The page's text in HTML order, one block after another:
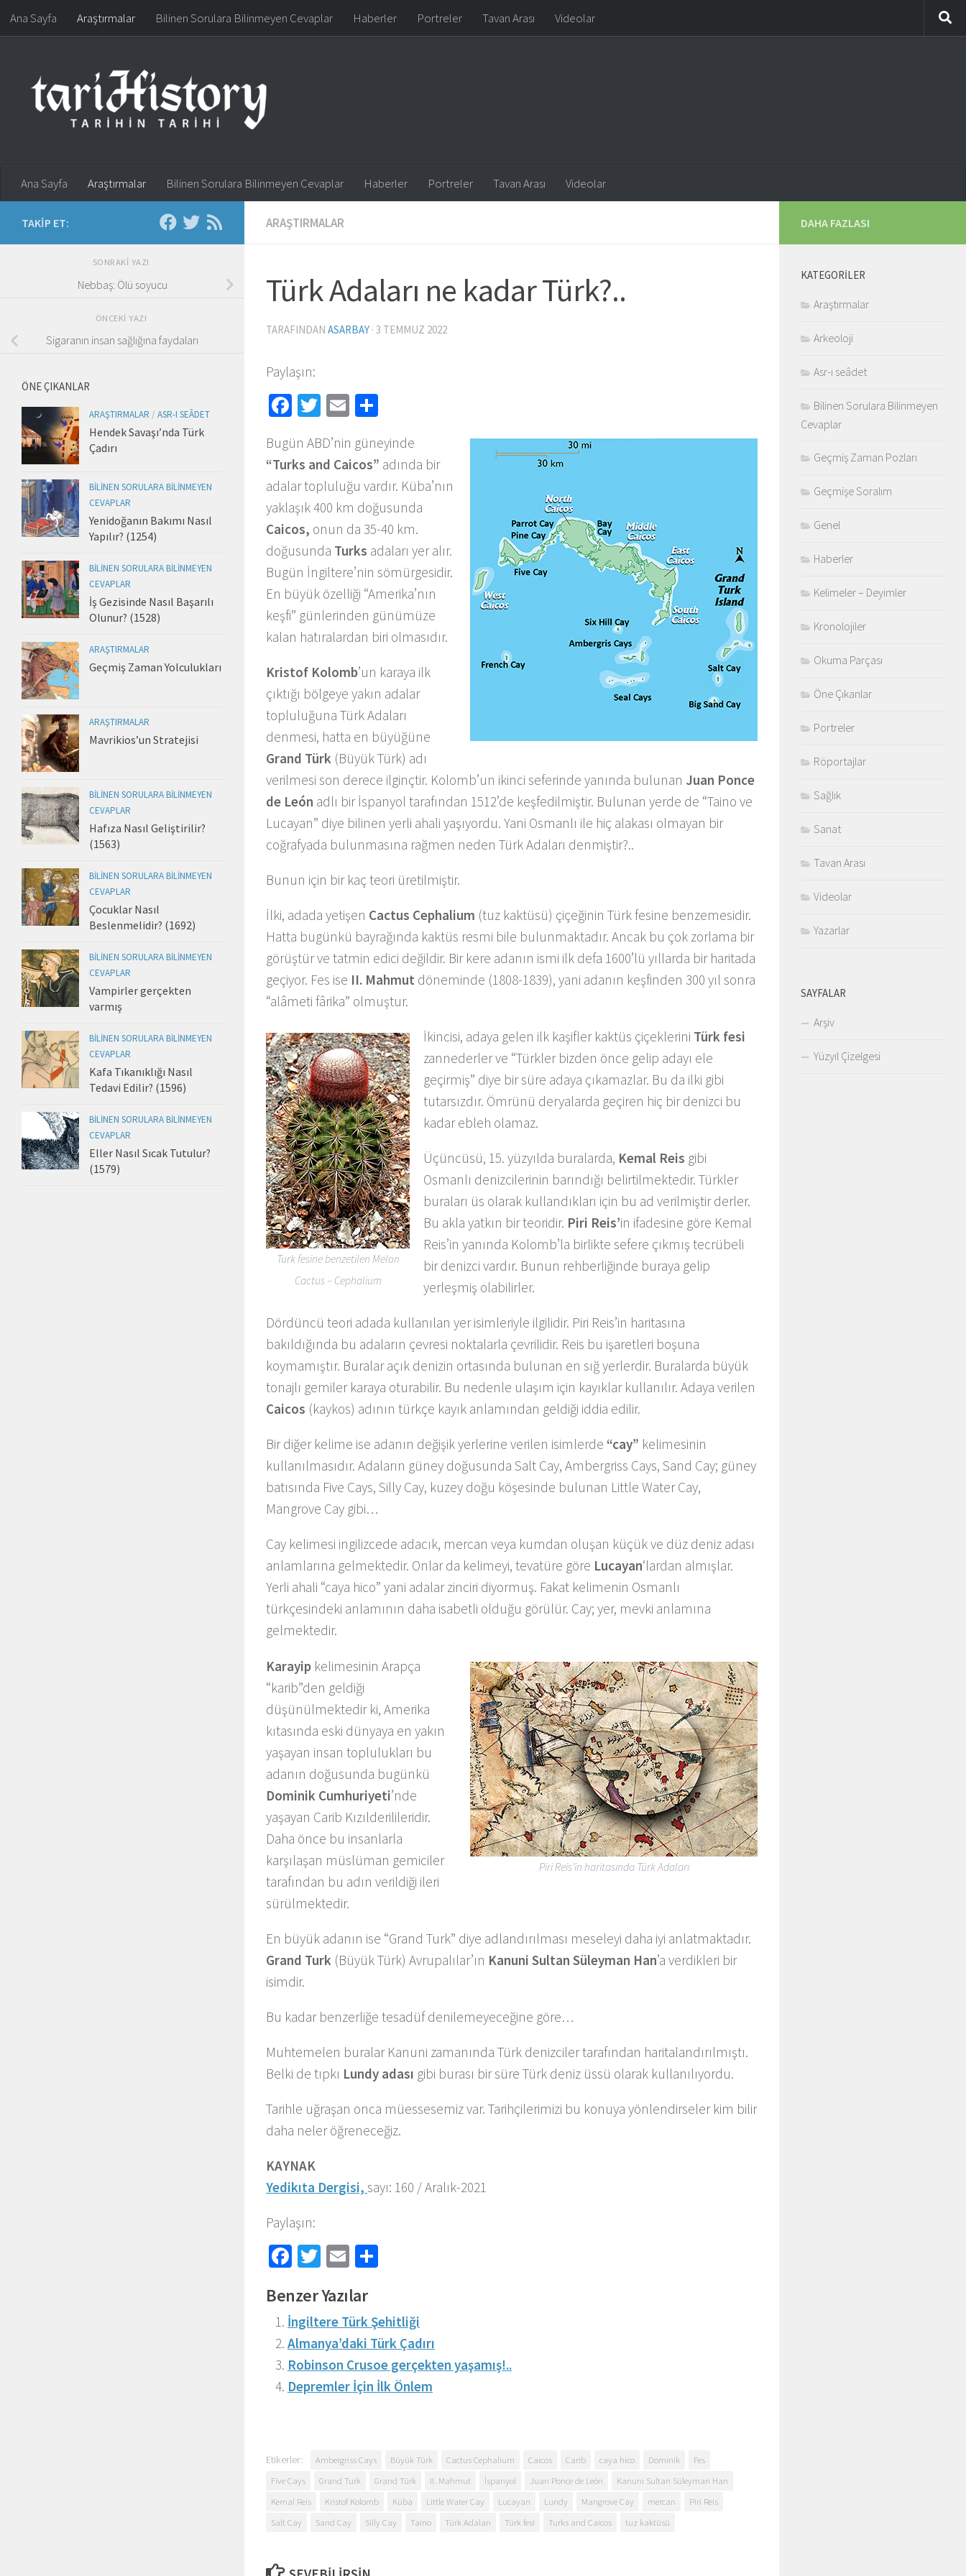
Skip to content
Ana Sayfa Araştırmalar Bilinen Sorulara Bilinmeyen Cevaplar Haberler Portreler Tavan Arası Videolar
Ana Sayfa Araştırmalar Bilinen Sorulara Bilinmeyen Cevaplar Haberler Portreler Tavan Arası Videolar
ARAŞTIRMALAR
Türk Adaları ne kadar Türk?..
TARAFINDAN ASARBAY · 3 TEMMUZ 2022
Paylaşın:
Facebook
Twitter
Email
Bugün ABD’nin güneyinde
“Turks and Caicos” adında bir
adalar topluluğu vardır. Küba’nın
yaklaşık 400 km doğusunda
Caicos, onun da 35-40 km.
doğusunda Turks adaları yer alır.
Bugün İngiltere’nin sömürgesidir.
En büyük özelliği “Amerika’nın
keşfi” günlerinden günümüze
kalan hatıralardan biri olmasıdır.
Kristof Kolomb’un karaya ilk
çıktığı bölgeye yakın adalar
topluluğuna Türk Adaları
denmesi, hatta en büyüğüne
Grand Türk (Büyük Türk) adı
verilmesi son derece ilginçtir. Kolomb’un ikinci seferinde yanında bulunan Juan Ponce
de León adlı bir İspanyol tarafından 1512’de keşfedilmiştir. Bulunan yerde de “Taino ve
Lucayan” diye bilinen yerli ahali yaşıyordu. Yani Osmanlı ile hiç alakası olmayan bir
coğrafyada bulunmasına rağmen neden Türk Adaları denmiştir?..
Bunun için bir kaç teori üretilmiştir.
İlki, adada yetişen Cactus Cephalium (tuz kaktüsü) çiçeğinin Türk fesine benzemesidir.
Hatta bugünkü bayrağında kaktüs resmi bile bulunmaktadır. Ancak bu çok zorlama bir
görüştür ve tatmin edici değildir. Bir kere adanın ismi ilk defa 1600’lü yıllarda bir haritada
geçiyor. Fes ise II. Mahmut döneminde (1808-1839), yani adanın keşfinden 300 yıl sonra
“alâmeti fârika” olmuştur.
Turk fesine benzetilen Melon
Cactus – Cephalium
İkincisi, adaya gelen ilk kaşifler kaktüs çiçeklerini Türk fesi
zannederler ve “Türkler bizden önce gelip adayı ele
geçirmiş” diye bir süre adaya çıkamazlar. Bu da ilki gibi
tutarsızdır. Ömrünü deryalarda geçiren hiç bir denizci bu
kadar ebleh olamaz.
Üçüncüsü, 15. yüzyılda buralarda, Kemal Reis gibi
Osmanlı denizcilerinin barındığı belirtilmektedir. Türkler
buraları üs olarak kullandıkları için bu ad verilmiştir derler.
Bu akla yatkın bir teoridir. Piri Reis’in ifadesine göre Kemal
Reis’in yanında Kolomb’la birlikte sefere çıkmış tecrübeli
bir denizci vardır. Bunun rehberliğinde buraya gelip
yerleşmiş olabilirler.
Dördüncü teori adada kullanılan yer isimleriyle ilgilidir. Piri Reis’in haritasına
bakıldığında bu adaların çevresi noktalarla çevrilidir. Reis bu işaretleri boşuna
koymamıştır. Buralar açık denizin ortasında bulunan en sığ yerlerdir. Buralarda büyük
tonajlı gemiler karaya oturabilir. Bu nedenle ulaşım için kayıklar kullanılır. Adaya verilen
Caicos (kaykos) adının türkçe kayık anlamından geldiği iddia edilir.
Bir diğer kelime ise adanın değişik yerlerine verilen isimlerde “cay” kelimesinin
kullanılmasıdır. Adaların güney doğusunda Salt Cay, Ambergriss Cays, Sand Cay; güney
batısında Five Cays, Silly Cay, kuzey doğu köşesinde bulunan Little Water Cay,
Mangrove Cay gibi…
Cay kelimesi ingilizcede adacık, mercan veya kumdan oluşan küçük ve düz deniz adası
anlamlarına gelmektedir. Onlar da kelimeyi, tevatüre göre Lucayan‘lardan almışlar.
Yerli ahali “caya hico” yani adalar zinciri diyormuş. Fakat kelimenin Osmanlı
türkçesindeki anlamının daha isabetli olduğu görülür. Cay; yer, mevki anlamına
gelmektedir.
Piri Reis’in haritasında Türk Adaları
Karayip kelimesinin Arapça
“karib”den geldiği
düşünülmektedir ki, Amerika
kıtasında eski dünyaya en yakın
yaşayan insan toplulukları bu
adanın doğusunda bugünkü
Dominik Cumhuriyeti’nde
yaşayan Carib Kızılderilileridir.
Daha önce bu insanlarla
karşılaşan müslüman gemiciler
tarafından bu adın verildiği ileri
sürülmektedir.
En büyük adanın ise “Grand Turk” diye adlandırılması meseleyi daha iyi anlatmaktadır.
Grand Turk (Büyük Türk) Avrupalılar’ın Kanuni Sultan Süleyman Han’a verdikleri bir
isimdir.
Bu kadar benzerliğe tesadüf denilemeyeceğine göre…
Muhtemelen buralar Kanuni zamanında Türk denizciler tarafından haritalandırılmıştı.
Belki de tıpkı Lundy adası gibi burası bir süre Türk deniz üssü olarak kullanılıyordu.
Tarihle uğraşan onca müessesemiz var. Tarihçilerimizi bu konuya yönlendirseler kim bilir
daha neler öğreneceğiz.
KAYNAK
Yedikıta Dergisi, sayı: 160 / Aralık-2021
Paylaşın:
Facebook
Twitter
Email
Benzer Yazılar
İngiltere Türk Şehitliği
Almanya’daki Türk Çadırı
Robinson Crusoe gerçekten yaşamış!..
Depremler İçin İlk Önlem
Etikerler: Ambergriss Cays Büyük Türk Cactus Cephalium Caicos Carib caya hico Dominik
Fes
Five Cays
Grand Turk Grand Türk II. Mahmut İspanyol Juan Ponce de León
Kanuni Sultan Süleyman Han
Kemal Reis
Kristof Kolomb Küba Little Water Cay Lucayan Lundy Mangrove Cay mercan
Piri Reis
Salt Cay
Sand Cay Silly Cay Taino Türk Adaları Türk fesi Turks and Caicos tuz kaktüsü
TAKIP ET:
SONRAKI YAZI
Nebbaş: Ölü soyucu
ÖNCEKI YAZI
Sigaranın insan sağlığına faydaları
ÖNE ÇIKANLAR
ARAŞTIRMALAR / ASR-I SEÂDET
Hendek Savaşı’nda Türk
Çadırı
BILINEN SORULARA BILINMEYEN
CEVAPLAR
Yenidoğanın Bakımı Nasıl
Yapılır? (1254)
BILINEN SORULARA BILINMEYEN
CEVAPLAR
İş Gezisinde Nasıl Başarılı
Olunur? (1528)
ARAŞTIRMALAR
Geçmiş Zaman Yolculukları
ARAŞTIRMALAR
Mavrikios’un Stratejisi
BILINEN SORULARA BILINMEYEN
CEVAPLAR
Hafıza Nasıl Geliştirilir?
(1563)
BILINEN SORULARA BILINMEYEN
CEVAPLAR
Çocuklar Nasıl
Beslenmelidir? (1692)
BILINEN SORULARA BILINMEYEN
CEVAPLAR
Vampirler gerçekten
varmış
BILINEN SORULARA BILINMEYEN
CEVAPLAR
Kafa Tıkanıklığı Nasıl
Tedavi Edilir? (1596)
BILINEN SORULARA BILINMEYEN
CEVAPLAR
Eller Nasıl Sıcak Tutulur?
(1579)
DAHA FAZLASI
KATEGORILER
Araştırmalar
Arkeoloji
Asr-ı seâdet
Bilinen Sorulara Bilinmeyen
Cevaplar
Geçmiş Zaman Pozları
Geçmişe Soralım
Genel
Haberler
Kelimeler – Deyimler
Kronolojiler
Okuma Parçası
Öne Çıkanlar
Portreler
Röportajlar
Sağlık
Sanat
Tavan Arası
Videolar
Yazarlar
SAYFALAR
Arşiv
Yüzyıl Çizelgesi